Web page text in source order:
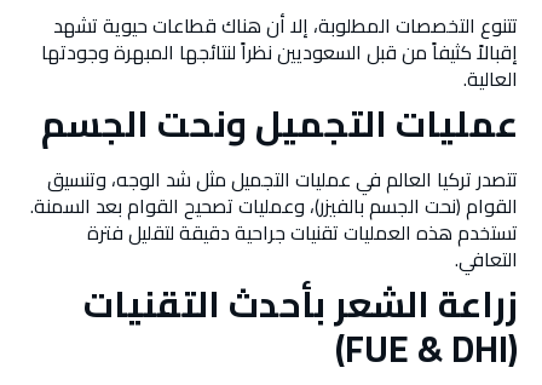
تتنوع التخصصات المطلوبة، إلا أن هناك قطاعات حيوية تشهد
إقبالاً كثيفاً من قبل السعوديين نظراً لنتائجها المبهرة وجودتها
العالية.
عمليات التجميل ونحت الجسم
تتصدر تركيا العالم في عمليات التجميل مثل شد الوجه، وتنسيق
القوام (نحت الجسم بالفيزر)، وعمليات تصحيح القوام بعد السمنة.
تستخدم هذه العمليات تقنيات جراحية دقيقة لتقليل فترة
التعافي.
زراعة الشعر بأحدث التقنيات
(FUE & DHI)